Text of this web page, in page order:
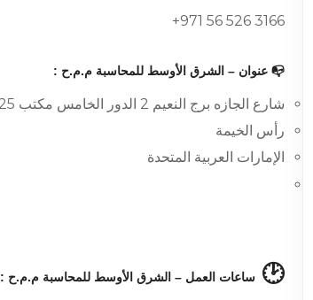
+971 56 526 3166
📭 عنوان – الشرق الأوسط للمحاسبة م.م.ح :
شارع الجازه برج النعيم 2 الدور الخامس مكتب 525
رأس الخيمة
الإمارات العربية المتحدة
🕑 ساعات العمل – الشرق الأوسط للمحاسبة م.م.ح :